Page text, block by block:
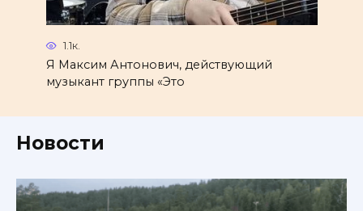
1.1к.
Я Максим Антонович, действующий
музыкант группы «Это
Новости